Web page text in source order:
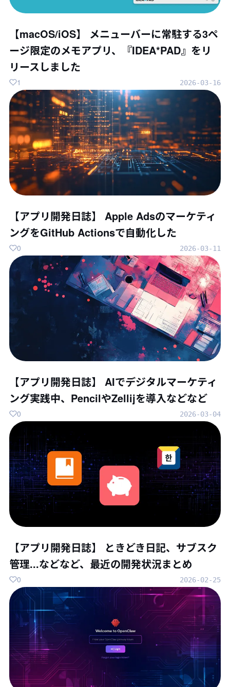
【macOS/iOS】 メニューバーに常駐する3ペ
ージ限定のメモアプリ、『IDEA*PAD』をリ
リースしました
2026-03-16
1
【アプリ開発日誌】 Apple Adsのマーケティ
ングをGitHub Actionsで自動化した
2026-03-11
0
【アプリ開発日誌】 AIでデジタルマーケティ
ング実践中、PencilやZellijを導入などなど
2026-03-04
0
【アプリ開発日誌】 ときどき日記、サブスク
管理...などなど、最近の開発状況まとめ
2026-02-25
0